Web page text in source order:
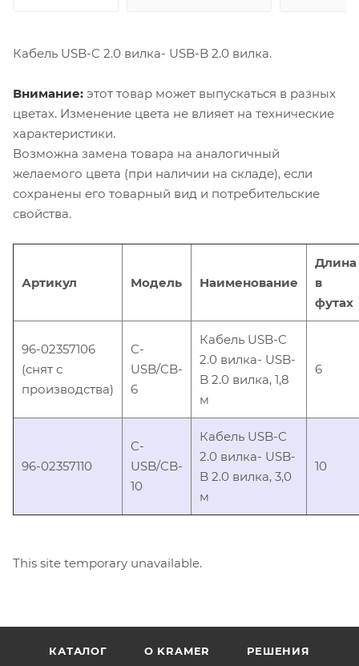
Кабель USB-C 2.0 вилка- USB-B 2.0 вилка.
Внимание: этот товар может выпускаться в разных
цветах. Изменение цвета не влияет на технические
характеристики.
Возможна замена товара на аналогичный
желаемого цвета (при наличии на складе), если
сохранены его товарный вид и потребительские
свойства.
Артикул Модель Наименование
Длина
в
футах
96-02357106
(снят с
производства)
C-
USB/CB-
6
Кабель USB-C
2.0 вилка- USB-
B 2.0 вилка, 1,8
м
6
96-02357110
C-
USB/CB-
10
Кабель USB-C
2.0 вилка- USB-
B 2.0 вилка, 3,0
м
10
This site temporary unavailable.
КАТАЛОГ O KRAMER РЕШЕНИЯ